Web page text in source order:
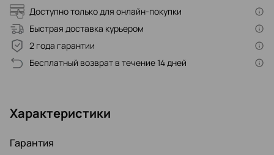
Доступно только для онлайн-покупки
Быстрая доставка курьером
2 года гарантии
Бесплатный возврат в течение 14 дней
Характеристики
Гарантия